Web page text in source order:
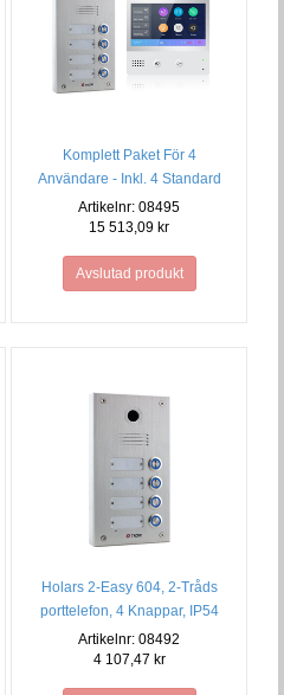
Komplett Paket För 4
Användare - Inkl. 4 Standard
monitorer
Artikelnr: 08495
15 513,09 kr
Avslutad produkt
Holars 2-Easy 604, 2-Tråds
porttelefon, 4 Knappar, IP54
Artikelnr: 08492
4 107,47 kr